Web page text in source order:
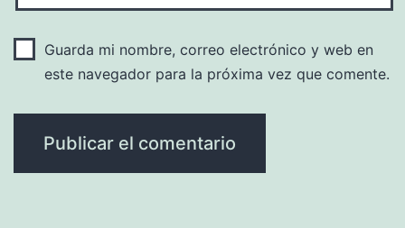
Guarda mi nombre, correo electrónico y web en
este navegador para la próxima vez que comente.